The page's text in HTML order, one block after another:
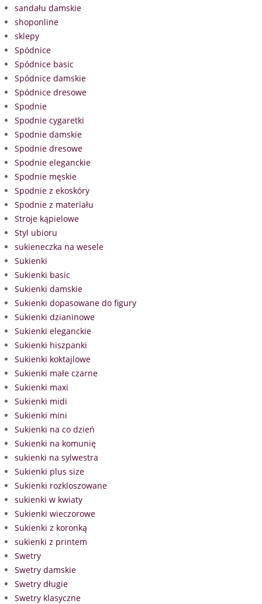
sandału damskie
shoponline
sklepy
Spódnice
Spódnice basic
Spódnice damskie
Spódnice dresowe
Spodnie
Spodnie cygaretki
Spodnie damskie
Spodnie dresowe
Spodnie eleganckie
Spodnie męskie
Spodnie z ekoskóry
Spodnie z materiału
Stroje kąpielowe
Styl ubioru
sukieneczka na wesele
Sukienki
Sukienki basic
Sukienki damskie
Sukienki dopasowane do figury
Sukienki dzianinowe
Sukienki eleganckie
Sukienki hiszpanki
Sukienki koktajlowe
Sukienki małe czarne
Sukienki maxi
Sukienki midi
Sukienki mini
Sukienki na co dzień
Sukienki na komunię
sukienki na sylwestra
Sukienki plus size
Sukienki rozkloszowane
sukienki w kwiaty
Sukienki wieczorowe
Sukienki z koronką
sukienki z printem
Swetry
Swetry damskie
Swetry długie
Swetry klasyczne